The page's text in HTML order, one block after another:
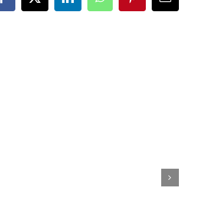
Facebook
X LinkedInWhatsAppPinterest
E-
mail